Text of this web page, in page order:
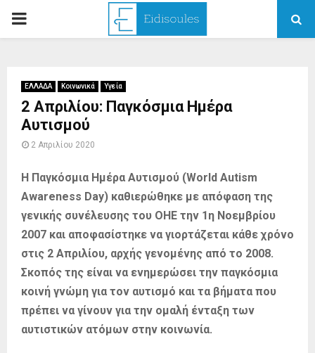
PRIMARY
ΕΛΛΑΔΑ Κοινωνικά Υγεία
2 Απριλίου: Παγκόσμια Ημέρα
Αυτισμού
2 Απριλίου 2020
Η Παγκόσμια Ημέρα Αυτισμού (World Autism
Awareness Day) καθιερώθηκε με απόφαση της
γενικής συνέλευσης του ΟΗΕ την 1η Νοεμβρίου
2007 και αποφασίστηκε να γιορτάζεται κάθε χρόνο
στις 2 Απριλίου, αρχής γενομένης από το 2008.
Σκοπός της είναι να ενημερώσει την παγκόσμια
κοινή γνώμη για τον αυτισμό και τα βήματα που
πρέπει να γίνουν για την ομαλή ένταξη των
αυτιστικών ατόμων στην κοινωνία.